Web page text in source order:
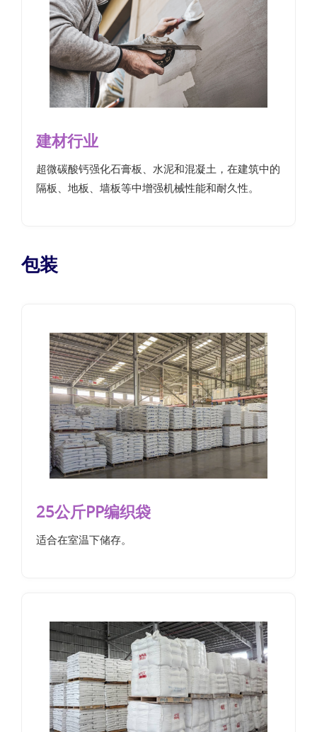
建材行业
超微碳酸钙强化石膏板、水泥和混凝土，在建筑中的
隔板、地板、墙板等中增强机械性能和耐久性。
包装
25公斤PP编织袋
适合在室温下储存。